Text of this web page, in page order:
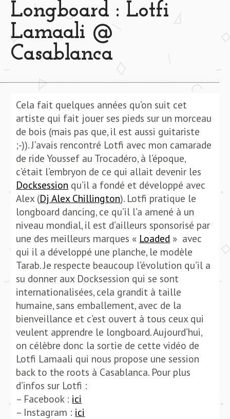
Longboard : Lotfi
Lamaali @
Casablanca
Cela fait quelques années qu’on suit cet
artiste qui fait jouer ses pieds sur un morceau
de bois (mais pas que, il est aussi guitariste
;-)). J’avais rencontré Lotfi avec mon camarade
de ride Youssef au Trocadéro, à l’époque,
c’était l’embryon de ce qui allait devenir les
Docksession qu’il a fondé et développé avec
Alex (Dj Alex Chillington). Lotfi pratique le
longboard dancing, ce qu’il l’a amené à un
niveau mondial, il est d’ailleurs sponsorisé par
une des meilleurs marques « Loaded » avec
qui il a développé une planche, le modèle
Tarab. Je respecte beaucoup l’évolution qu’il a
su donner aux Docksession qui se sont
internationalisées, cela grandit à taille
humaine, sans emballement, avec de la
bienveillance et c’est ouvert à tous ceux qui
veulent apprendre le longboard. Aujourd’hui,
on célèbre donc la sortie de cette vidéo de
Lotfi Lamaali qui nous propose une session
back to the roots à Casablanca. Pour plus
d’infos sur Lotfi :
– Facebook : ici
– Instagram : ici